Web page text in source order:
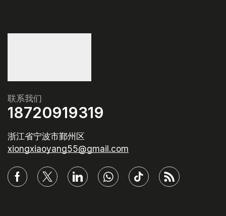
联系我们
18720919319
浙江省宁波市鄞州区
xiongxiaoyang55@gmail.com